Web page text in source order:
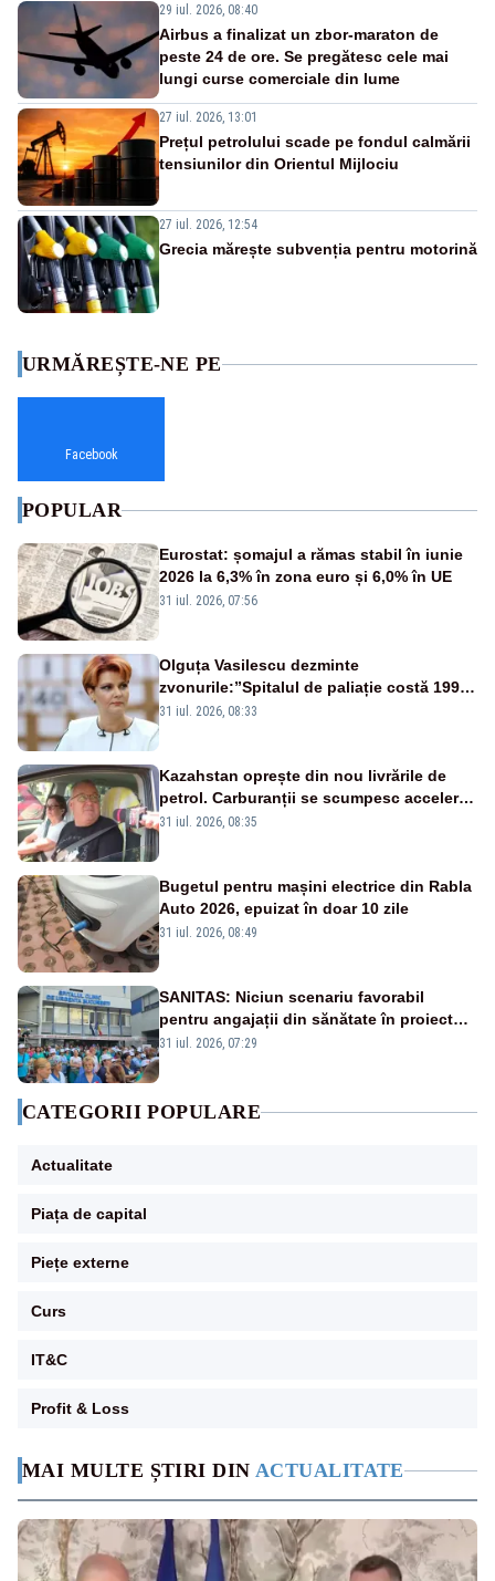
29 iul. 2026, 08:40
Airbus a finalizat un zbor-maraton de
peste 24 de ore. Se pregătesc cele mai
lungi curse comerciale din lume
27 iul. 2026, 13:01
Prețul petrolului scade pe fondul calmării
tensiunilor din Orientul Mijlociu
27 iul. 2026, 12:54
Grecia mărește subvenția pentru motorină
MAI MULTE ȘTIRI DIN ACTUALITATE
URMĂREȘTE-NE PE
Facebook
POPULAR
Eurostat: șomajul a rămas stabil în iunie
2026 la 6,3% în zona euro și 6,0% în UE
31 iul. 2026, 07:56
Olguța Vasilescu dezminte
zvonurile:”Spitalul de paliație costă 199
de milioane de euro, nu 500 de milioane”
31 iul. 2026, 08:33
Kazahstan oprește din nou livrările de
petrol. Carburanții se scumpesc accelerat,
iar românii plătesc nota de plată
31 iul. 2026, 08:35
Bugetul pentru mașini electrice din Rabla
Auto 2026, epuizat în doar 10 zile
31 iul. 2026, 08:49
SANITAS: Niciun scenariu favorabil
pentru angajații din sănătate în proiectul
Legii salarizării
31 iul. 2026, 07:29
CATEGORII POPULARE
Actualitate
Piața de capital
Piețe externe
Curs
IT&C
Profit & Loss